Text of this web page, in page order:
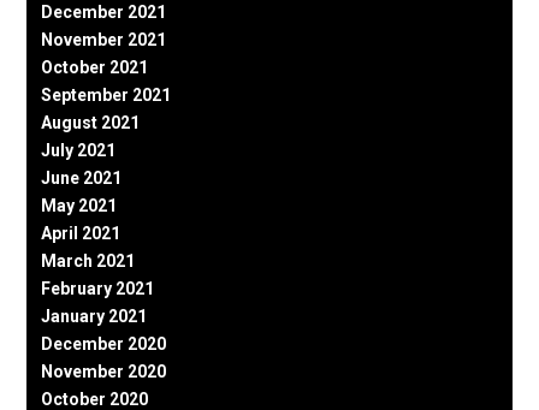
December 2021
November 2021
October 2021
September 2021
August 2021
July 2021
June 2021
May 2021
April 2021
March 2021
February 2021
January 2021
December 2020
November 2020
October 2020